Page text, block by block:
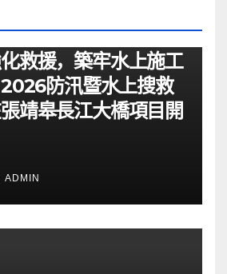
救援，築牢水上施工
防汛暨水上搜救
靖皋長江大橋項目開
ADMIN